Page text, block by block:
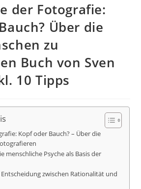
der Fotografie:
Über die
zu
Buch von Sven
10 Tipps
Kopf oder Bauch? – Über die
menschliche Psyche als Basis der
zwischen Rationalität und